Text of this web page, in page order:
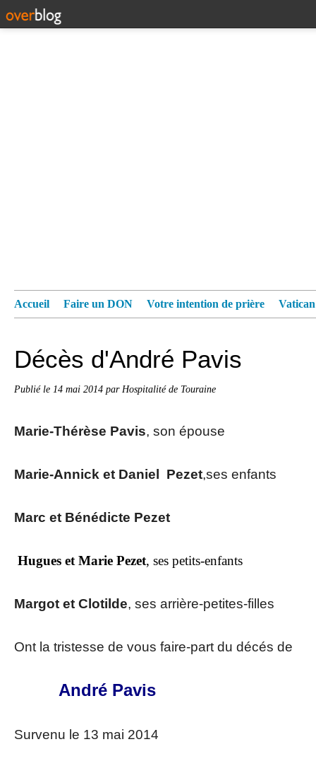
Accueil Faire un DON Votre intention de prière
Décès d'André Pavis
Publié le 14 mai 2014 par Hospitalité de Touraine
Marie-Thérèse Pavis, son épouse
Marie-Annick et Daniel Pezet,ses enfants
Marc et Bénédicte Pezet
Hugues et Marie Pezet, ses petits-enfants
Margot et Clotilde, ses arrière-petites-filles
Ont la tristesse de vous faire-part du décés de
André Pavis
Survenu le 13 mai 2014